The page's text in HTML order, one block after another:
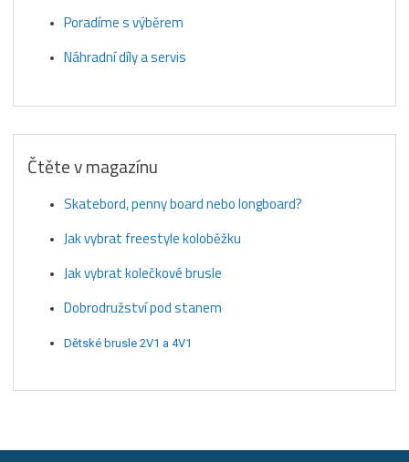
Poradíme s výběrem
Náhradní díly a servis
Čtěte v magazínu
Skatebord, penny board nebo longboard?
Jak vybrat freestyle koloběžku
Jak vybrat kolečkové brusle
Dobrodružství pod stanem
Dětské brusle 2V1 a 4V1